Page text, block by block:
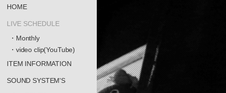
HOME
LIVE SCHEDULE
・Monthly
・video clip(YouTube)
ITEM INFORMATION
SOUND SYSTEM'S